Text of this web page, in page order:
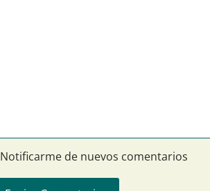
Notificarme de nuevos comentarios